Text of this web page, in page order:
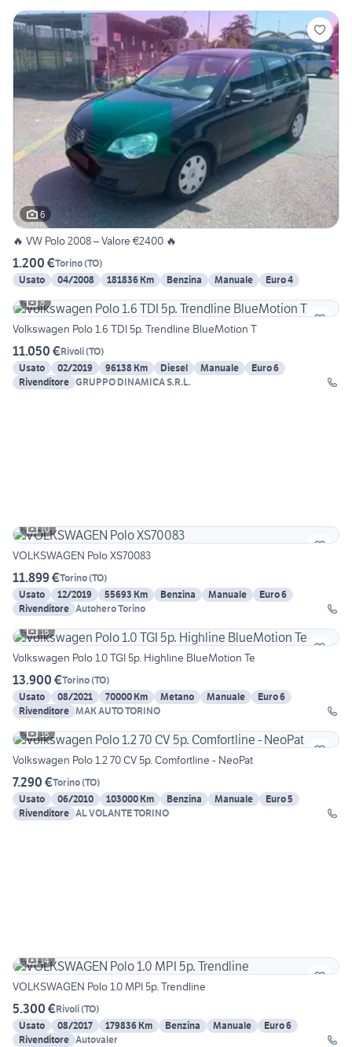
6
🔥 VW Polo 2008 – Valore €2400 🔥
1.200 €Torino(TO)
Usato
04/2008 181836 Km Benzina Manuale
Euro 4
8
Volkswagen Polo 1.6 TDI 5p. Trendline BlueMotion T
11.050 €Rivoli(TO)
Usato
02/2019 96138 Km Diesel Manuale
Euro 6
Rivenditore GRUPPO DINAMICA S.R.L.
10
VOLKSWAGEN Polo XS70083
11.899 €Torino(TO)
Usato
12/2019 55693 Km Benzina Manuale
Euro 6
Rivenditore Autohero Torino
18
Volkswagen Polo 1.0 TGI 5p. Highline BlueMotion Te
13.900 €Torino(TO)
Usato
08/2021 70000 Km Metano Manuale
Euro 6
Rivenditore MAK AUTO TORINO
18
Volkswagen Polo 1.2 70 CV 5p. Comfortline - NeoPat
7.290 €Torino(TO)
Usato
06/2010 103000 Km Benzina Manuale
Euro 5
Rivenditore AL VOLANTE TORINO
14
VOLKSWAGEN Polo 1.0 MPI 5p. Trendline
5.300 €Rivoli(TO)
Usato
08/2017 179836 Km Benzina Manuale
Euro 6
Rivenditore Autovaler